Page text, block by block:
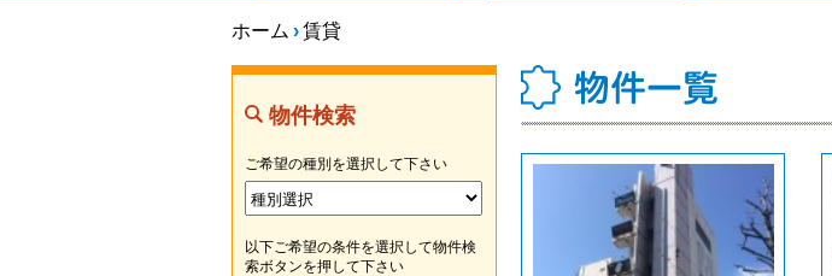
テナント
ホーム ›賃貸
物件検索
ご希望の種別を選択して下さい
以下ご希望の条件を選択して物件検
索ボタンを押して下さい